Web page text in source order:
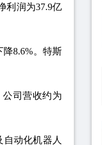
利润为37.9亿
8.6%。特斯
公司营收约为
动化机器人